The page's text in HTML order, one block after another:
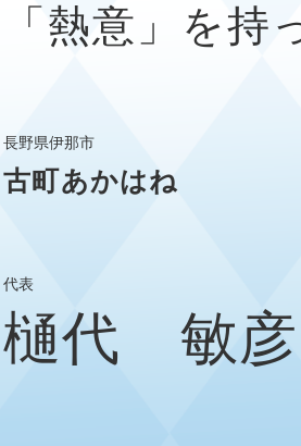
「熱意」を持
長野県伊那市
古町あかはね
代表
樋代 敏彦